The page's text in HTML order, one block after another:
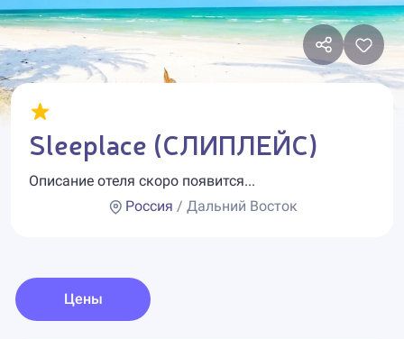
Sleeplace (СЛИПЛЕЙС)
Описание отеля скоро появится...
Россия / Дальний Восток
Цены